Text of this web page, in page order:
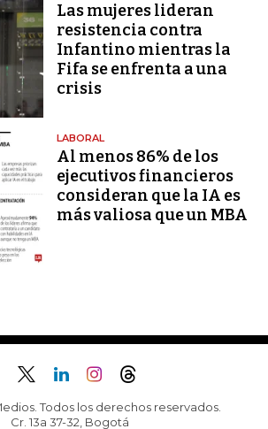
Las mujeres lideran
resistencia contra
Infantino mientras la
Fifa se enfrenta a una
crisis
LABORAL
Al menos 86% de los
ejecutivos financieros
consideran que la IA es
más valiosa que un MBA
Todos los derechos reservados.
Cr. 13a 37-32, Bogotá